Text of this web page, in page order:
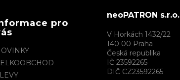
pro
neoPATRON s.r.o.
V Horkách 1432/22
140 00 Praha
Česká republika
IČ 23592265
DIČ CZ23592265